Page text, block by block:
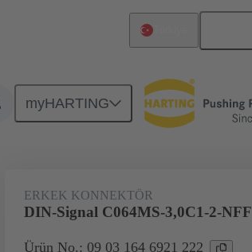
myHARTING
ek karta bağlantı 09 03 164 6921 222
ERKEK KONNEKTÖR
DIN-Signal C064MS-3,0C1-2-NFF
Ürün No.: 09 03 164 6921 222